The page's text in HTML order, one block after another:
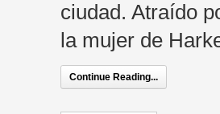
ciudad. Atraído
la mujer de
Continue Reading...